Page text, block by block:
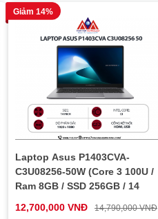
Giảm 14%
Laptop Asus P1403CVA-
C3U08256-50W (Core 3 100U /
Ram 8GB / SSD 256GB / 14
12,700,000 VNĐ
14,790,000 VNĐ